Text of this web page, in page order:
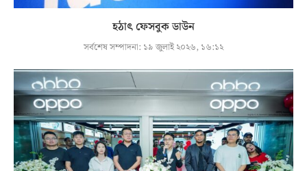
হঠাৎ ফেসবুক ডাউন
সর্বশেষ সম্পাদনা: ১৯ জুলাই ২০২৬, ১৬:১২